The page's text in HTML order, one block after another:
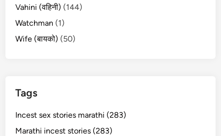
Vahini (वहिनी) (144)
Watchman (1)
Wife (बायको) (50)
Tags
Incest sex stories marathi (283)
Marathi incest stories (283)